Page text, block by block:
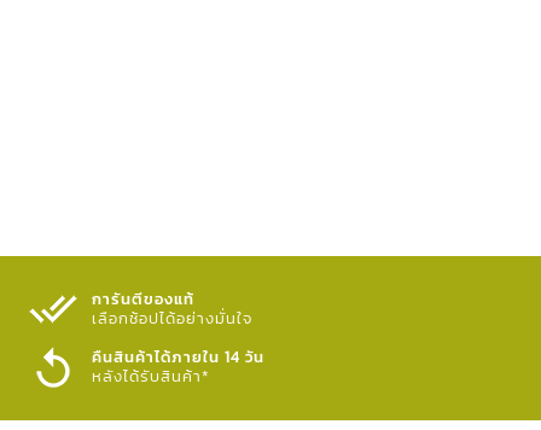
การันตีของแท้
เลือกช้อปได้อย่างมั่นใจ​
คืนสินค้าได้ภายใน 14 วัน
หลังได้รับสินค้า*